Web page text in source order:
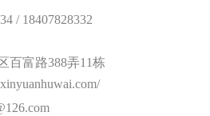
/ 18407828332
百富路388弄11栋